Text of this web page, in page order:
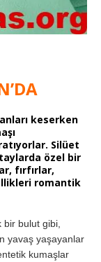
keserken
Silüet
özel bir
fırfırlar,
romantik
bir bulut gibi,
yavaş yaşayanlar
kumaşlar